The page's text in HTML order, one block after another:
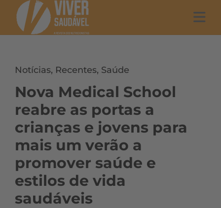
Notícias, Recentes, Saúde
Nova Medical School
reabre as portas a
crianças e jovens para
mais um verão a
promover saúde e
estilos de vida
saudáveis